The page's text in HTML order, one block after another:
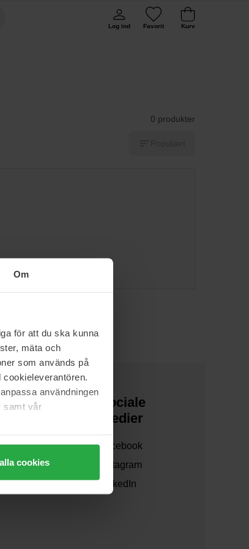
Om
för att du ska kunna
mäta och
som används på
användningen
samt vår
cookies
Log ind Favorit Kurv
0 produkter
os
Sociale
medier
Facebook
Instagram
LinkedIn